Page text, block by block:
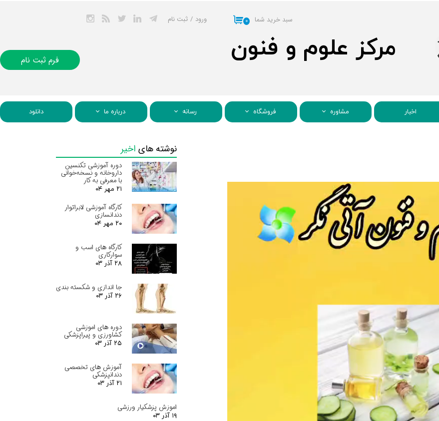
مرکز علوم و فنون
۰ سبد خرید شما ورود / ثبت نام
کاربری
فرم ثبت نام
اخبار مشاوره فروشگاه رسانه درباره ما دانلود
نوشته های اخیر
دوره آموزشی تکنسین
داروخانه و نسخه‌خوانی
با معرفی به کار
۲۱ مهر ۰۴
کارگاه آموزشی لابراتوار
دندانسازی
۲۰ مهر ۰۴
کارگاه های اسب و
سوارکاری
۲۸ آذر ۰۳
جا اندازی و شکسته بندی
۲۶ آذر ۰۳
دوره های اموزشی
کشاورزی و پیراپزشکی
۲۵ آذر ۰۳
آموزش های تخصصی
دندانپزشکی
۲۱ آذر ۰۳
اموزش پزشکیار ورزشی
۱۹ آذر ۰۳